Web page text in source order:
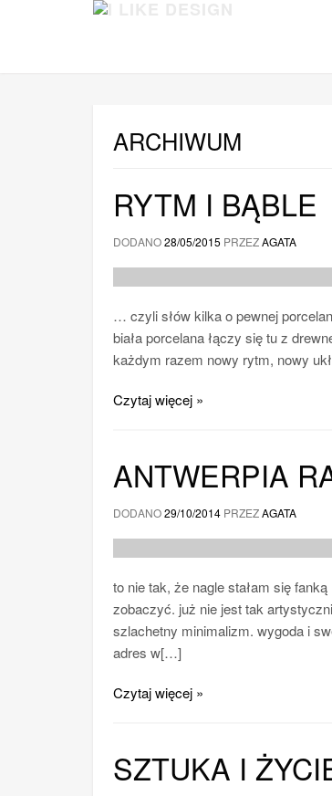
ARCHIWUM
RYTM I BĄBLE
DODANO28/05/2015 PRZEZAGATA
… czyli słów kilka o pewnej
biała porcelana łączy się tu z
każdym razem nowy rytm, nowy
Czytaj więcej »
ANTWERPIA
DODANO29/10/2014 PRZEZAGATA
to nie tak, że nagle stałam się
zobaczyć. już nie jest tak
szlachetny minimalizm. wygoda i
adres w[…]
Czytaj więcej »
SZTUKA I